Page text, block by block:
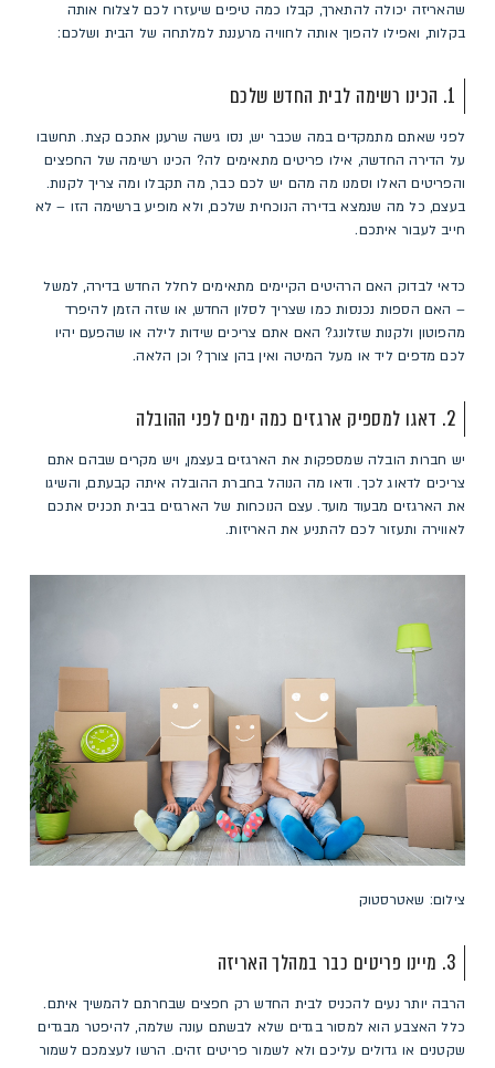
שהאריזה יכולה להתארך, קבלו כמה טיפים שיעזרו לכם לצלוח אותה
בקלות, ואפילו להפוך אותה לחוויה מרעננת למלתחה של הבית ושלכם:
1. הכינו רשימה לבית החדש שלכם
לפני שאתם מתמקדים במה שכבר יש, נסו גישה שרענן אתכם קצת. תחשבו
על הדירה החדשה, אילו פריטים מתאימים לה? הכינו רשימה של החפצים
והפריטים האלו וסמנו מה מהם יש לכם כבר, מה תקבלו ומה צריך לקנות.
בעצם, כל מה שנמצא בדירה הנוכחית שלכם, ולא מופיע ברשימה הזו – לא
חייב לעבור איתכם.
כדאי לבדוק האם הרהיטים הקיימים מתאימים לחלל החדש בדירה, למשל
– האם הספות נכנסות כמו שצריך לסלון החדש, או שזה הזמן להיפרד
מהפוטון ולקנות שזלונג? האם אתם צריכים שידות לילה או שהפעם יהיו
לכם מדפים ליד או מעל המיטה ואין בהן צורך? וכן הלאה.
2. דאגו למספיק ארגזים כמה ימים לפני ההובלה
יש חברות הובלה שמספקות את הארגזים בעצמן, ויש מקרים שבהם אתם
צריכים לדאוג לכך. ודאו מה הנוהל בחברת ההובלה איתה קבעתם, והשיגו
את הארגזים מבעוד מועד. עצם הנוכחות של הארגזים בבית תכניס אתכם
לאווירה ותעזור לכם להתניע את האריזות.
צילום: שאטרסטוק
3. מיינו פריטים כבר במהלך האריזה
הרבה יותר נעים להכניס לבית החדש רק חפצים שבחרתם להמשיך איתם.
כלל האצבע הוא למסור בגדים שלא לבשתם עונה שלמה, להיפטר מבגדים
שקטנים או גדולים עליכם ולא לשמור פריטים זהים. הרשו לעצמכם לשמור